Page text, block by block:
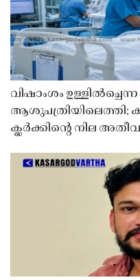
വിഷാംശം
ആശുപത്രിയിലെത്തി;
ക്ലർക്കിൻ്റെ നില